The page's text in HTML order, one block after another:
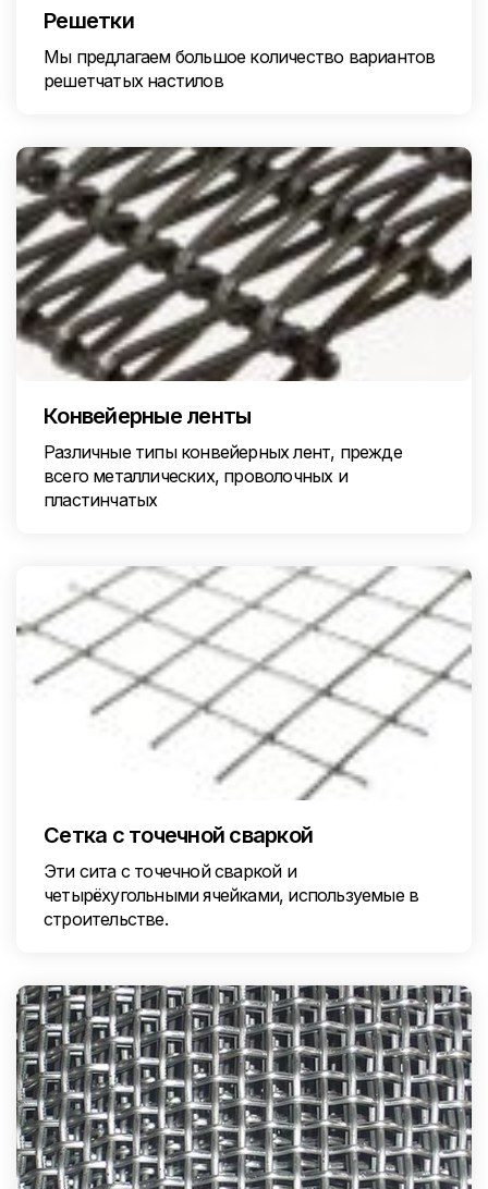
Решетки
Мы предлагаем большое количество вариантов
решетчатых настилов
Конвейерные ленты
Различные типы конвейерных лент, прежде
всего металлических, проволочных и
пластинчатых
Сетка с точечной сваркой
Эти сита с точечной сваркой и
четырёхугольными ячейками, используемые в
строительстве.